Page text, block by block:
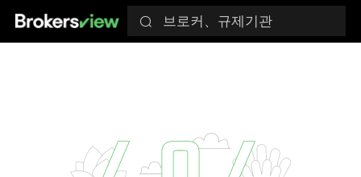
브로커、규제기관